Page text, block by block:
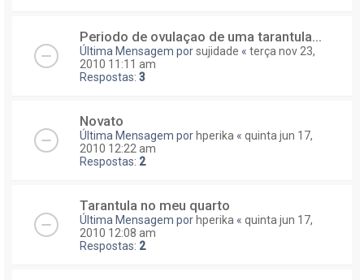
Periodo de ovulaçao de uma tarantula...
Última Mensagem porsujidade « terça nov 23,
2010 11:11 am
Respostas: 3
Novato
Última Mensagem por hperika « quinta jun 17,
2010 12:22 am
Respostas: 2
Tarantula no meu quarto
Última Mensagem por hperika « quinta jun 17,
2010 12:08 am
Respostas: 2